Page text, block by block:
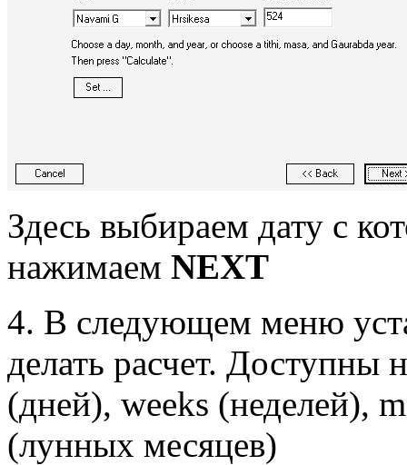
Здесь выбираем дату с
нажимаем NEXT
4. В следующем меню
делать расчет. Доступны
(дней), weeks (неделей),
(лунных месяцев)